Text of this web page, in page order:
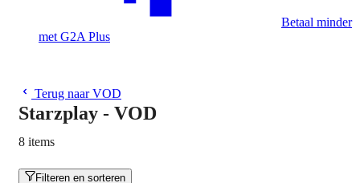
Betaal minder
met G2A Plus
Terug naar VOD
Starzplay - VOD
8 items
Filteren en sorteren